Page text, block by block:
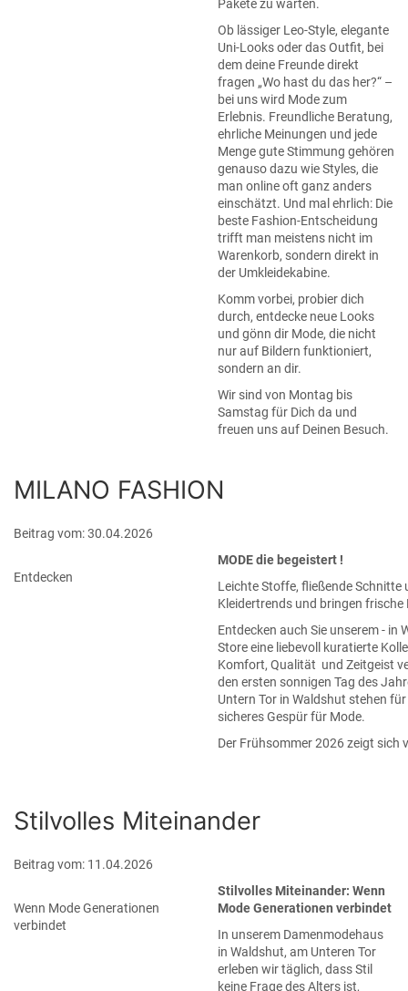
Ob lässiger Leo-Style, elegante
Uni-Looks oder das Outfit, bei
dem deine Freunde direkt
fragen „Wo hast du das her?“ –
bei uns wird Mode zum
Erlebnis. Freundliche Beratung,
ehrliche Meinungen und jede
Menge gute Stimmung gehören
genauso dazu wie Styles, die
man online oft ganz anders
einschätzt. Und mal ehrlich: Die
beste Fashion-Entscheidung
trifft man meistens nicht im
Warenkorb, sondern direkt in
der Umkleidekabine.
Komm vorbei, probier dich
durch, entdecke neue Looks
und gönn dir Mode, die nicht
nur auf Bildern funktioniert,
sondern an dir.
Wir sind von Montag bis
Samstag für Dich da und
freuen uns auf Deinen Besuch.
MILANO FASHION
Beitrag vom: 30.04.2026
Entdecken
MODE die begeistert !
Leichte Stoffe, fließende
Kleidertrends und bringen frische
Entdecken auch Sie unserem -
Store eine liebevoll kuratierte
Komfort, Qualität und Zeitgeist
den ersten sonnigen Tag des
Untern Tor in Waldshut stehen
sicheres Gespür für Mode.
Der Frühsommer 2026 zeigt sich
Stilvolles Miteinander
Beitrag vom: 11.04.2026
Wenn Mode Generationen
verbindet
Stilvolles Miteinander: Wenn
Mode Generationen verbindet
In unserem Damenmodehaus
in Waldshut, am Unteren Tor
erleben wir täglich, dass Stil
keine Frage des Alters ist,